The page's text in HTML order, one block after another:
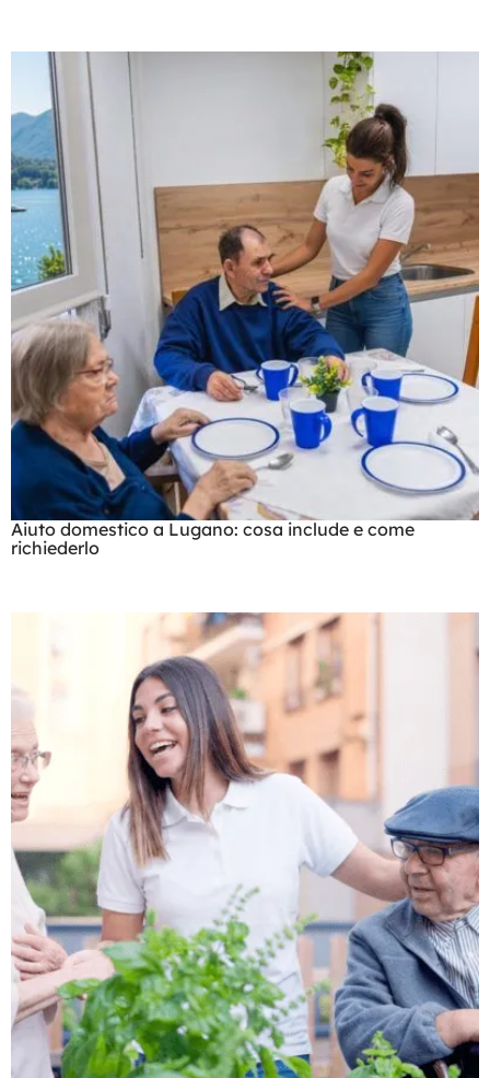
Aiuto domestico a Lugano: cosa include e come
richiederlo